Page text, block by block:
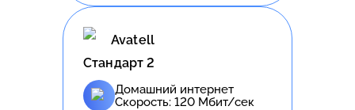
Avatell
Стандарт 2
Домашний интернет
Скорость: 120 Мбит/сек